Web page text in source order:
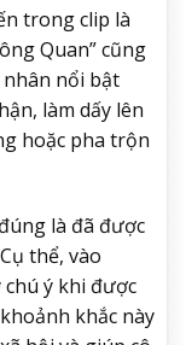
trong clip là
Quan” cũng
nổi bật
làm dấy lên
hoặc pha trộn
là đã được
thể, vào
ý khi được
khắc này